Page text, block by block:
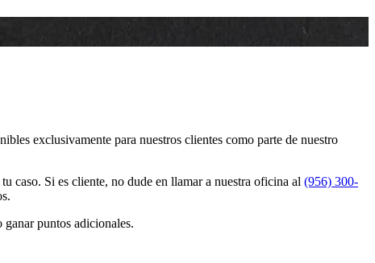
exclusivamente para nuestros clientes como parte de nuestro
caso. Si es cliente, no dude en llamar a nuestra oficina al (956) 300-
ganar puntos adicionales.